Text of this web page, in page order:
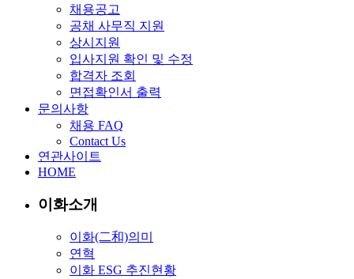
채용공고
공채 사무직 지원
상시지원
입사지원 확인 및 수정
합격자 조회
면접확인서 출력
문의사항
채용 FAQ
Contact Us
연관사이트
HOME
이화소개
이화(二和)의미
연혁
이화 ESG 추진현황